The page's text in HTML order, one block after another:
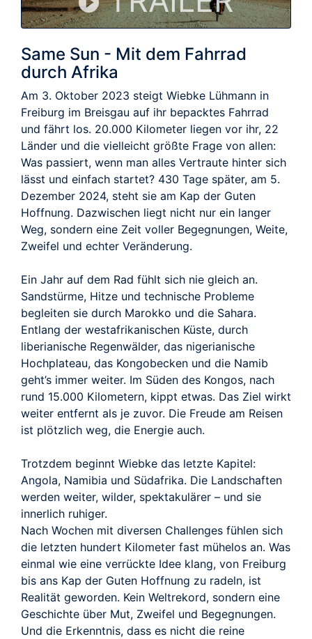
Same Sun - Mit dem Fahrrad
durch Afrika
Am 3. Oktober 2023 steigt Wiebke Lühmann in
Freiburg im Breisgau auf ihr bepacktes Fahrrad
und fährt los. 20.000 Kilometer liegen vor ihr, 22
Länder und die vielleicht größte Frage von allen:
Was passiert, wenn man alles Vertraute hinter sich
lässt und einfach startet? 430 Tage später, am 5.
Dezember 2024, steht sie am Kap der Guten
Hoffnung. Dazwischen liegt nicht nur ein langer
Weg, sondern eine Zeit voller Begegnungen, Weite,
Zweifel und echter Veränderung.
Ein Jahr auf dem Rad fühlt sich nie gleich an.
Sandstürme, Hitze und technische Probleme
begleiten sie durch Marokko und die Sahara.
Entlang der westafrikanischen Küste, durch
liberianische Regenwälder, das nigerianische
Hochplateau, das Kongobecken und die Namib
geht’s immer weiter. Im Süden des Kongos, nach
rund 15.000 Kilometern, kippt etwas. Das Ziel wirkt
weiter entfernt als je zuvor. Die Freude am Reisen
ist plötzlich weg, die Energie auch.
Trotzdem beginnt Wiebke das letzte Kapitel:
Angola, Namibia und Südafrika. Die Landschaften
werden weiter, wilder, spektakulärer – und sie
innerlich ruhiger.
Nach Wochen mit diversen Challenges fühlen sich
die letzten hundert Kilometer fast mühelos an. Was
einmal wie eine verrückte Idee klang, von Freiburg
bis ans Kap der Guten Hoffnung zu radeln, ist
Realität geworden. Kein Weltrekord, sondern eine
Geschichte über Mut, Zweifel und Begegnungen.
Und die Erkenntnis, dass es nicht die reine